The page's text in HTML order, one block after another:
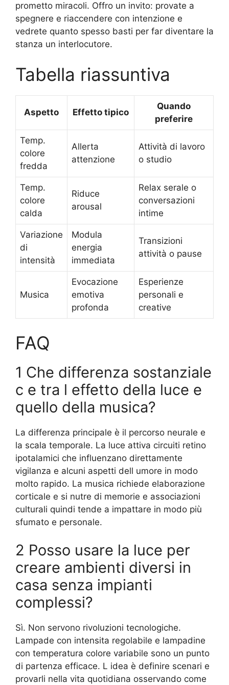
prometto miracoli. Offro un invito: provate a
spegnere e riaccendere con intenzione e
vedrete quanto spesso basti per far diventare la
stanza un interlocutore.
Tabella riassuntiva
Aspetto Effetto tipico
Quando
preferire
Temp.
colore
fredda
Allerta
attenzione
Attività di lavoro
o studio
Temp.
colore
calda
Riduce
arousal
Relax serale o
conversazioni
intime
Variazione
di
intensità
Modula
energia
immediata
Transizioni
attività o pause
Musica
Evocazione
emotiva
profonda
Esperienze
personali e
creative
FAQ
1 Che differenza sostanziale
c e tra l effetto della luce e
quello della musica?
La differenza principale è il percorso neurale e
la scala temporale. La luce attiva circuiti retino
ipotalamici che influenzano direttamente
vigilanza e alcuni aspetti dell umore in modo
molto rapido. La musica richiede elaborazione
corticale e si nutre di memorie e associazioni
culturali quindi tende a impattare in modo più
sfumato e personale.
2 Posso usare la luce per
creare ambienti diversi in
casa senza impianti
complessi?
Sì. Non servono rivoluzioni tecnologiche.
Lampade con intensita regolabile e lampadine
con temperatura colore variabile sono un punto
di partenza efficace. L idea è definire scenari e
provarli nella vita quotidiana osservando come